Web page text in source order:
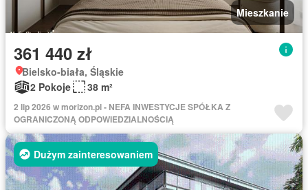
Mieszkanie
361 440 zł
Bielsko-biała, Śląskie
2 Pokoje
38 m²
2 lip 2026 w morizon.pl - NEFA INWESTYCJE SPÓŁKA Z
OGRANICZONĄ ODPOWIEDZIALNOŚCIĄ
Dużym zainteresowaniem